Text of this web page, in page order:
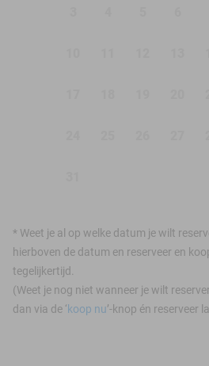
* Weet je al op welke datum je wilt
hierboven de datum en reserveer en
tegelijkertijd.
(Weet je nog niet wanneer je wilt
dan via de ‘koop nu’-knop én reserveer